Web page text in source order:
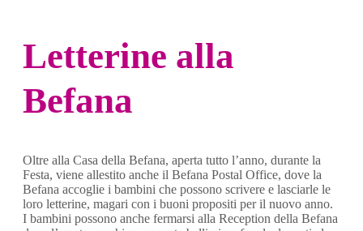
Letterine alla
Befana
Oltre alla Casa della Befana, aperta tutto l’anno, durante la
Festa, viene allestito anche il Befana Postal Office, dove la
Befana accoglie i bambini che possono scrivere e lasciarle le
loro letterine, magari con i buoni propositi per il nuovo anno.
I bambini possono anche fermarsi alla Reception della Befana